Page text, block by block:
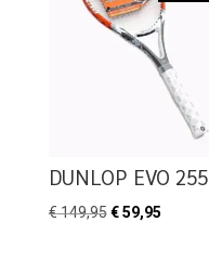
DUNLOP EVO 255
€149,95 Oorspronkelijke
€59,95Huidige